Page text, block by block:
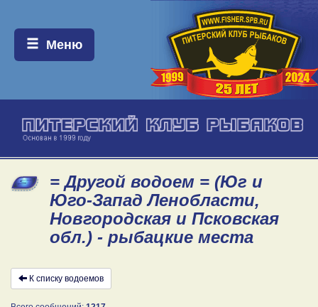
Меню:
Меню
= Другой водоем = (Юг и
Юго-Запад Ленобласти,
Новгородская и Псковская
обл.) - рыбацкие места
К списку водоемов